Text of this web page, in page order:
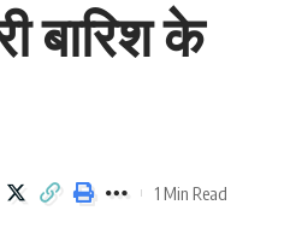
बारिश के
1 Min Read